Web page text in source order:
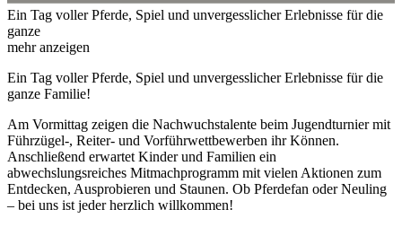
Ein Tag voller Pferde, Spiel und unvergesslicher Erlebnisse für die
ganze
mehr anzeigen
Ein Tag voller Pferde, Spiel und unvergesslicher Erlebnisse für die
ganze Familie!
Am Vormittag zeigen die Nachwuchstalente beim Jugendturnier mit
Führzügel-, Reiter- und Vorführwettbewerben ihr Können.
Anschließend erwartet Kinder und Familien ein
abwechslungsreiches Mitmachprogramm mit vielen Aktionen zum
Entdecken, Ausprobieren und Staunen. Ob Pferdefan oder Neuling
– bei uns ist jeder herzlich willkommen!